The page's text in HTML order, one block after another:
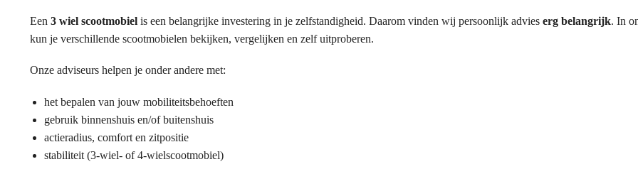
Een 3 wiel scootmobielis een belangrijke investering in je zelfstandigheid. Daarom vinden wij persoonlijk advies erg belangrijk. In
kun je verschillende scootmobielen bekijken, vergelijken en zelf uitproberen.
Onze adviseurs helpen je onder andere met:
het bepalen van jouw mobiliteitsbehoeften
gebruik binnenshuis en/of buitenshuis
actieradius, comfort en zitpositie
stabiliteit (3-wiel- of 4-wielscootmobiel)